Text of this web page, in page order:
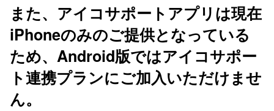
また、アイコサポートアプリは現在
iPhoneのみのご提供となっている
ため、Android版ではアイコサポー
ト連携プランにご加入いただけませ
ん。